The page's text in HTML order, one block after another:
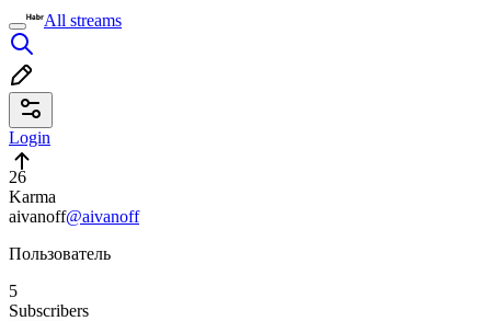
All streams
Login
26
Karma
aivanoff@aivanoff
Пользователь
5
Subscribers